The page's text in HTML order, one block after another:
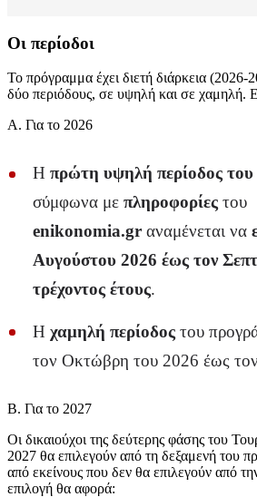
Οι περίοδοι
Το πρόγραμμα έχει διετή διάρκεια (2026-
δύο περιόδους, σε υψηλή και σε χαμηλή.
Α. Για το 2026
Η πρώτη υψηλή περίοδος
σύμφωνα με πληροφορίες του
enikonomia.gr αναμένεται να
Αυγούστου 2026 έως τον
τρέχοντος έτους.
Η χαμηλή περίοδος του
τον Οκτώβρη του 2026 έως
Β. Για το 2027
Οι δικαιούχοι της δεύτερης φάσης του
2027 θα επιλεγούν από τη δεξαμενή του
από εκείνους που δεν θα επιλεγούν από
επιλογή θα αφορά: